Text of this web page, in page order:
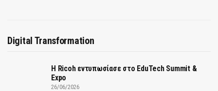
Digital Transformation
Η Ricoh εντυπωσίασε στο EduTech Summit &
Expo
26/06/2026